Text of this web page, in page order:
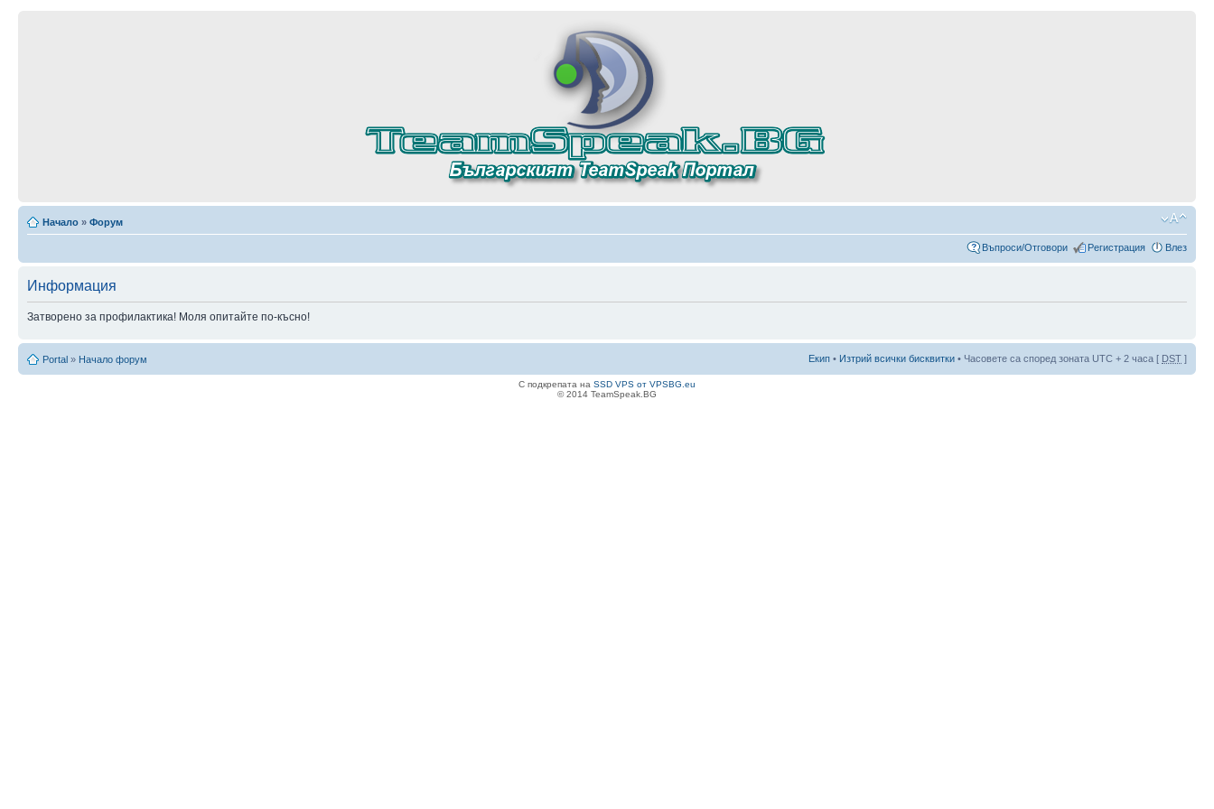
Начало » Форум
Въпроси/Отговори Регистрация Влез
Информация
Затворено за профилактика! Моля опитайте по-късно!
Portal » Начало форум Екип • Изтрий всички бисквитки • Часовете са според зоната UTC + 2 часа [ DST ]
С подкрепата на SSD VPS от VPSBG.eu
© 2014 TeamSpeak.BG